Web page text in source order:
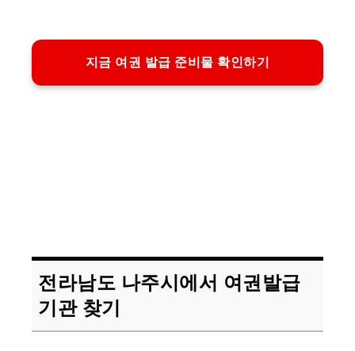
지금 여권 발급 준비물 확인하기
전라남도 나주시에서 여권발급
기관 찾기